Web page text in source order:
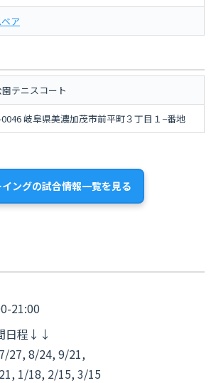
ア
テニスコート
0046 岐阜県美濃加茂市前平町３丁目１−番地
イングの試合情報一覧を見る
21:00
日程↓↓
27, 8/24, 9/21,
1/18, 2/15, 3/15